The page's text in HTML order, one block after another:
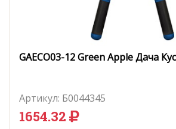
GAECO03-12 Green Apple Дача
Артикул: Б0044345
1654.32